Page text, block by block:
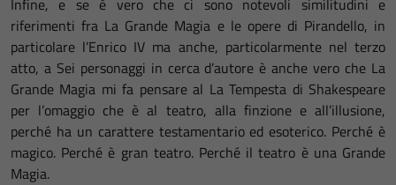
riferimenti fra La Grande Magia e le opere di Pirandello, in
particolare l’Enrico IV ma anche, particolarmente nel terzo
atto, a Sei personaggi in cerca d’autore è anche vero che La
Grande Magia mi fa pensare al La Tempesta di Shakespeare
per l’omaggio che è al teatro, alla finzione e all’illusione,
perché ha un carattere testamentario ed esoterico. Perché è
magico. Perché è gran teatro. Perché il teatro è una Grande
Magia.